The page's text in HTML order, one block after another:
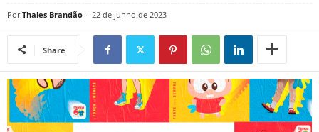
Por Thales Brandão - 22 de junho de 2023
Share